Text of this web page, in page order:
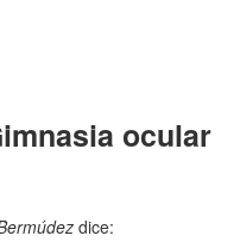
ocular
dice: